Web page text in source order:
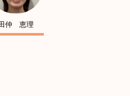
20代 (2)
働き方 (1)
30代 (5)
仲 恵理